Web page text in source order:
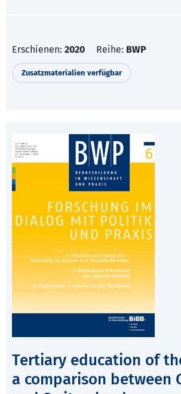
Erschienen: 2020 Reihe: BWP
Zusatzmaterialien verfügbar
Tertiary education of
a comparison between